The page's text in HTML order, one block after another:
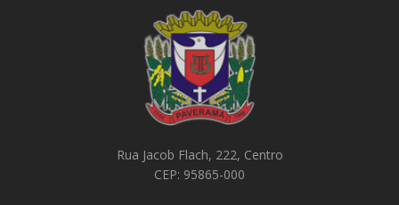
Rua Jacob Flach, 222, Centro
CEP: 95865-000